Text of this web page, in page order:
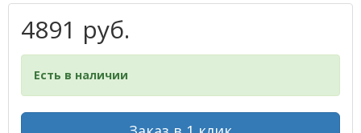
4891 руб.
Есть в наличии